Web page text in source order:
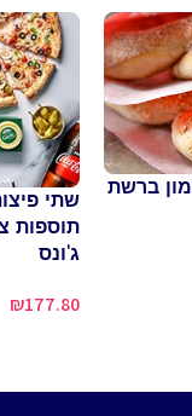
ברשת
שתי
תוספות
ג'ונס
₪177.80